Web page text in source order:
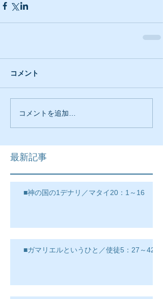
コメント
コメントを追加…
最新記事
■神の国の1デナリ／マタイ20：1～16
■ガマリエルというひと／使徒5：27～42